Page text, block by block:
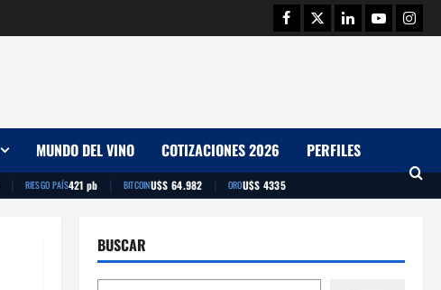
Facebook
TwitterLinkedinYoutube
MUNDO DEL VINO COTIZACIONES 2026 PERFILES
| RIESGO PAÍS421 pb | BITCOINU$S 64.982 | OROU$S 4335
BUSCAR